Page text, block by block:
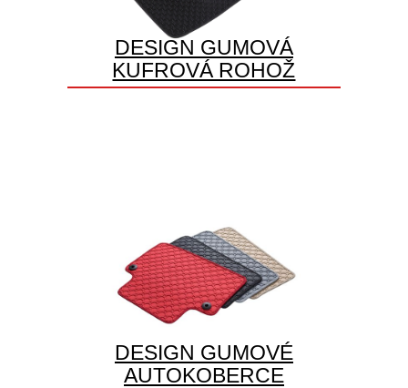
DESIGN GUMOVÁ
KUFROVÁ ROHOŽ
DESIGN GUMOVÉ
AUTOKOBERCE